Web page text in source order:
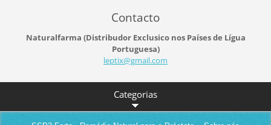
Contacto
Naturalfarma (Distribudor Exclusico nos Países de Lígua
Portuguesa)
leptix@gmail.com
Categorias